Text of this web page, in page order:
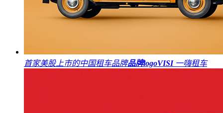
首家美股上市的中国租车品牌品牌logoVISI 一嗨租车